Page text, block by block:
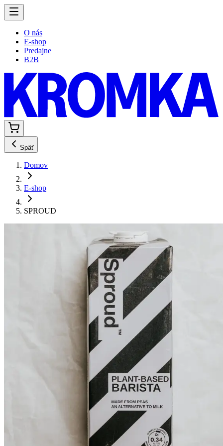
O nás
E-shop
Predajne
B2B
Späť
Domov
E-shop
SPROUD